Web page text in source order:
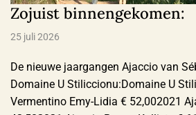
Zojuist binnengekomen:
25 juli 2026
De nieuwe jaargangen Ajaccio van
Domaine U Stiliccionu:Domaine U
Vermentino Emy-Lidia € 52,002021